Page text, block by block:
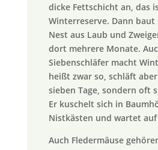
dicke Fettschicht an, das
Winterreserve. Dann baut
Nest aus Laub und
dort mehrere Monate.
Siebenschläfer macht
heißt zwar so, schläft
sieben Tage, sondern oft
Er kuschelt sich in
Nistkästen und wartet
Auch Fledermäuse